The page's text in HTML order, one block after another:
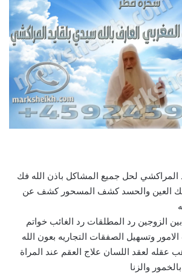
المراكشي لحل جميع المشاكل باذن الله فك
العين والحسد كشف المسحور كشف عن
الزوجين رد المطلقات رد الغائب خواتم
وتسهيل الصفقات التجاريه بعون الله
عقله لعقد اللسان علاج العقم عند المراة
والزنا